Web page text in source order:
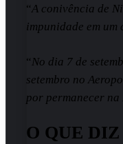
“A conivência de
impunidade em
“No dia 7 de
setembro no
por permanecer
O QUE